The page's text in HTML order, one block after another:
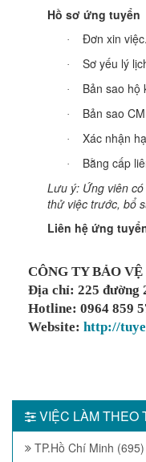
Hồ sơ ứng tuyển
· Đơn xin việc.
· Sơ yếu lý
· Bản sao hộ
· Bản sao
· Xác nhận
·
Bằng cấp
Lưu ý: Ứng viên
thử việc trước, bổ
Liên hệ ứng
CÔNG TY BẢO
Địa chỉ: 225 đường
Hotline: 0964 859
Website: http://
VIỆC LÀM THEO
TP.Hồ Chí Minh (695)